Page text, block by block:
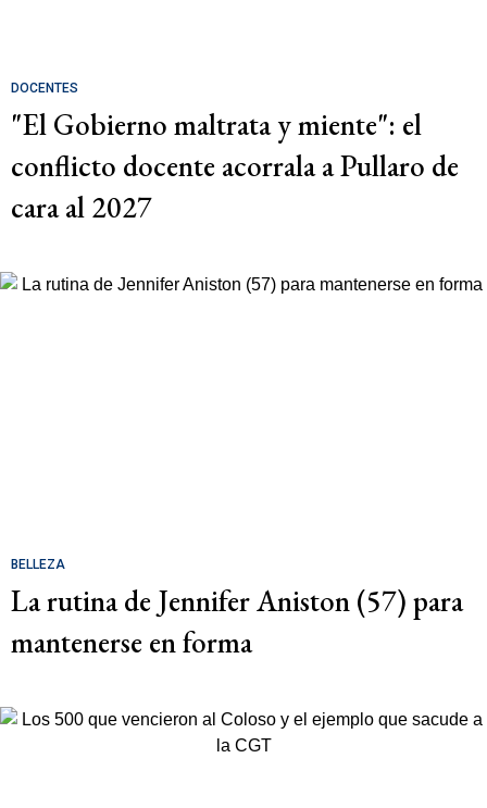
DOCENTES
"El Gobierno maltrata y miente": el
conflicto docente acorrala a Pullaro de
cara al 2027
BELLEZA
La rutina de Jennifer Aniston (57) para
mantenerse en forma